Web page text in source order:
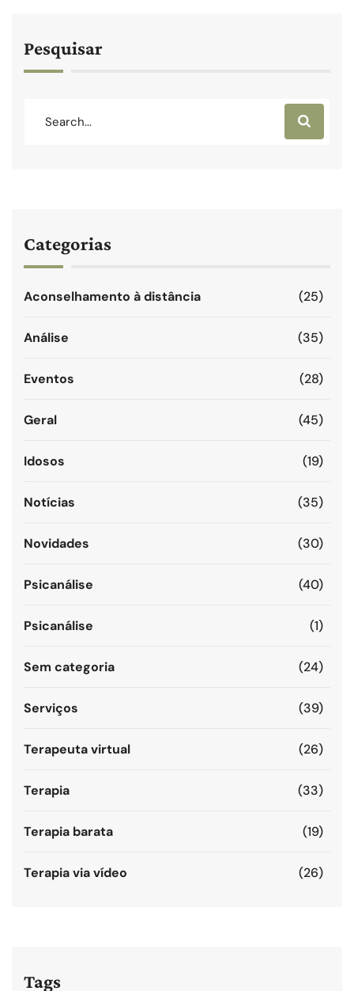
Pesquisar
Categorias
Aconselhamento à distância (25)
Análise (35)
Eventos (28)
Geral (45)
Idosos (19)
Notícias (35)
Novidades (30)
Psicanálise (40)
Psicanálise (1)
Sem categoria (24)
Serviços (39)
Terapeuta virtual (26)
Terapia (33)
Terapia barata (19)
Terapia via vídeo (26)
Tags